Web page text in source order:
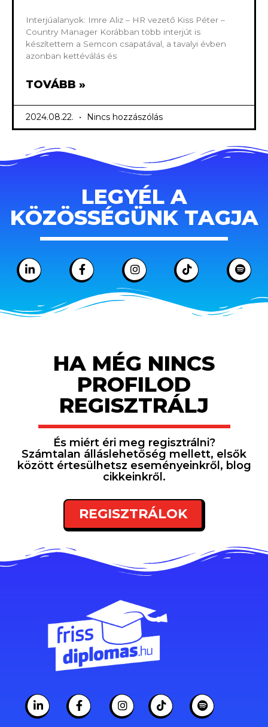
Interjúalanyok: Imre Aliz – HR vezető Kiss Péter –
Country Manager Korábban több interjút is
készítettem a Semcon csapatával, a tavalyi évben
azonban kettéválás és
TOVÁBB »
2024.08.22. Nincs hozzászólás
LEGYÉL A
KÖZÖSSÉGÜNK TAGJA
HA MÉG NINCS
PROFILOD
REGISZTRÁLJ
És miért éri meg regisztrálni?
Számtalan álláslehetőség mellett, elsők
között értesülhetsz eseményeinkről, blog
cikkeinkről.
REGISZTRÁLOK